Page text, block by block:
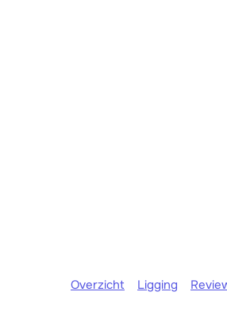
Overzicht Ligging